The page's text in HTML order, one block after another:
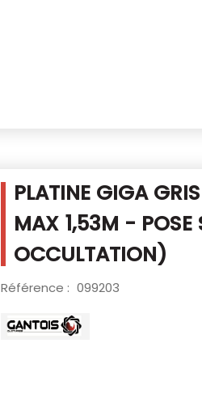
PLATINE GIGA
MAX 1,53M - POSE
OCCULTATION)
Référence : 099203